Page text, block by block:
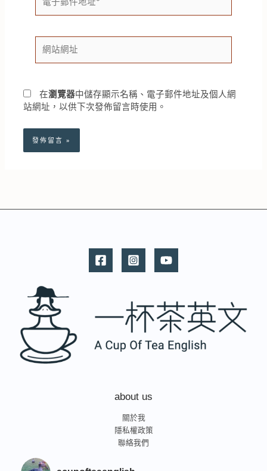
子
郵
地
址
站
網
在瀏覽器中儲存顯示名稱、電子郵件地址及個人網
站網址，以供下次發佈留言時使用。
about us
關於我
隱私權政策
聯絡我們